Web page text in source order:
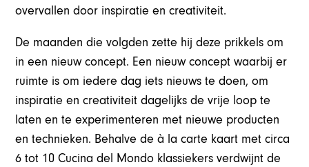
overvallen door inspiratie en creativiteit.
De maanden die volgden zette hij deze prikkels om
in een nieuw concept. Een nieuw concept waarbij er
ruimte is om iedere dag iets nieuws te doen, om
inspiratie en creativiteit dagelijks de vrije loop te
laten en te experimenteren met nieuwe producten
en technieken. Behalve de à la carte kaart met circa
6 tot 10 Cucina del Mondo klassiekers verdwijnt de